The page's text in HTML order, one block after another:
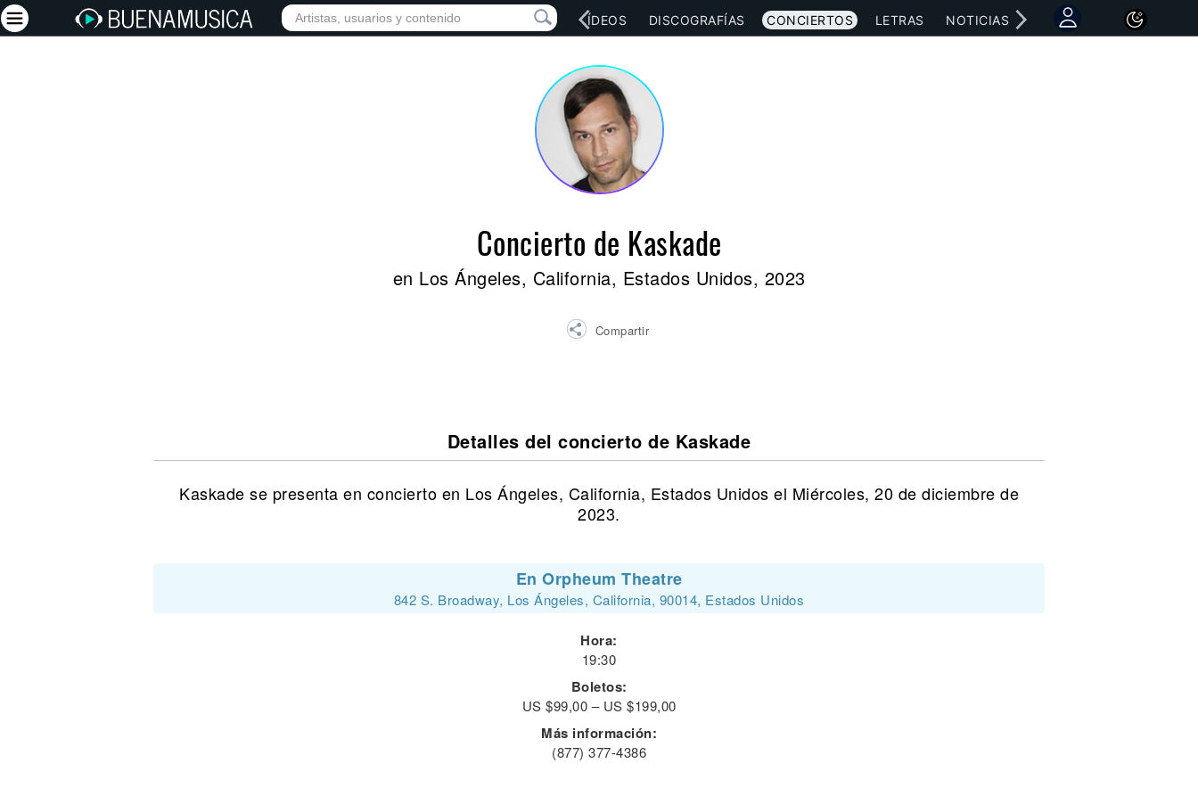
INICIO ARTISTAS RED SOCIAL MÚSICA VÍDEOS DISCOGRAFÍAS CONCIERTOS LETRAS NOTICIAS
Concierto de Kaskade
en Los Ángeles, California, Estados Unidos, 2023
Compartir
Detalles del concierto de Kaskade
Kaskade se presenta en concierto en Los Ángeles, California, Estados Unidos el Miércoles, 20 de diciembre de
2023.
En Orpheum Theatre
842 S. Broadway, Los Ángeles, California, 90014, Estados Unidos
Hora:
19:30
Boletos:
US $99,00 – US $199,00
Más información:
(877) 377-4386